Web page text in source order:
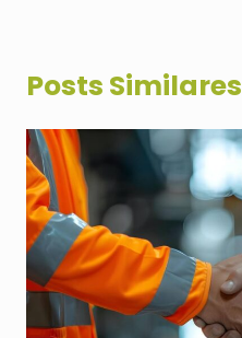
Posts Similares